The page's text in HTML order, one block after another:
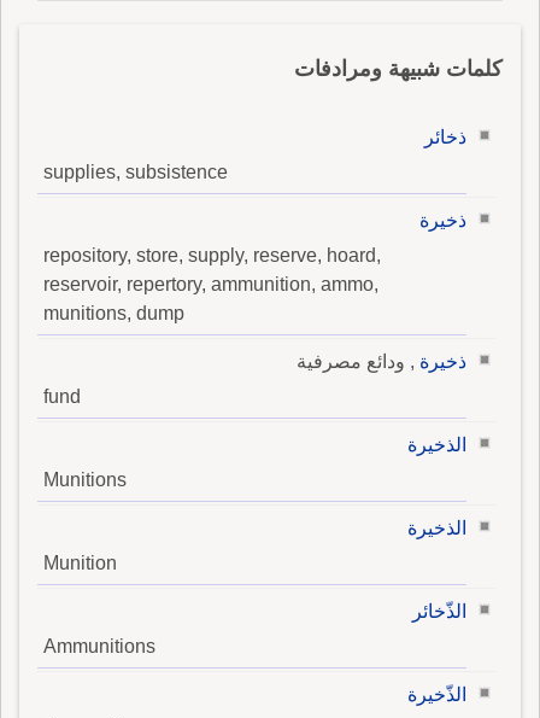
كلمات شبيهة ومرادفات
ذخائر
supplies, subsistence
ذخيرة
repository, store, supply, reserve, hoard,
reservoir, repertory, ammunition, ammo,
munitions, dump
ذخيرة , ودائع مصرفية
fund
الذخيرة
Munitions
الذخيرة
Munition
الذّخائر
Ammunitions
الذّخيرة